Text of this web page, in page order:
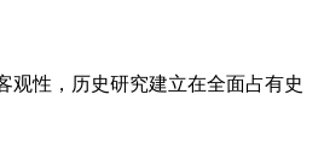
观性，历史研究建立在全面占有史